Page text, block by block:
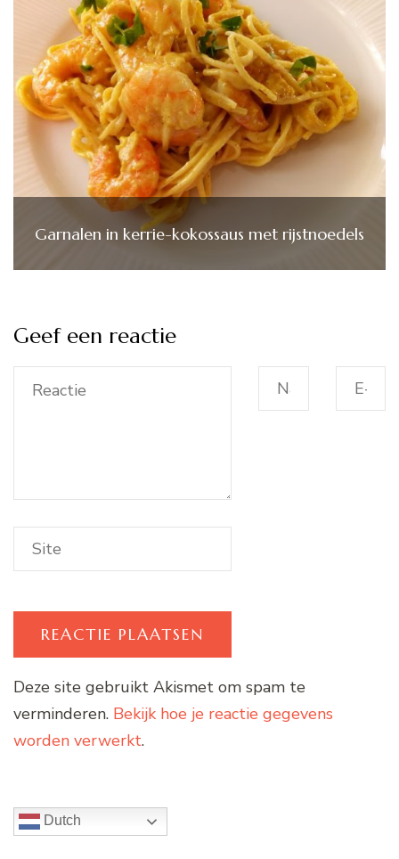
Garnalen in kerrie-kokossaus met rijstnoedels
Geef een reactie
Deze site gebruikt Akismet om spam te
verminderen. Bekijk hoe je reactie gegevens
worden verwerkt.
Dutch